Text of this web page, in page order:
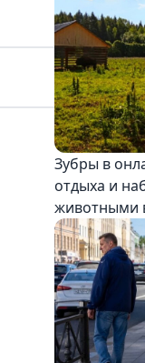
Зубры в
отдыха и
животными